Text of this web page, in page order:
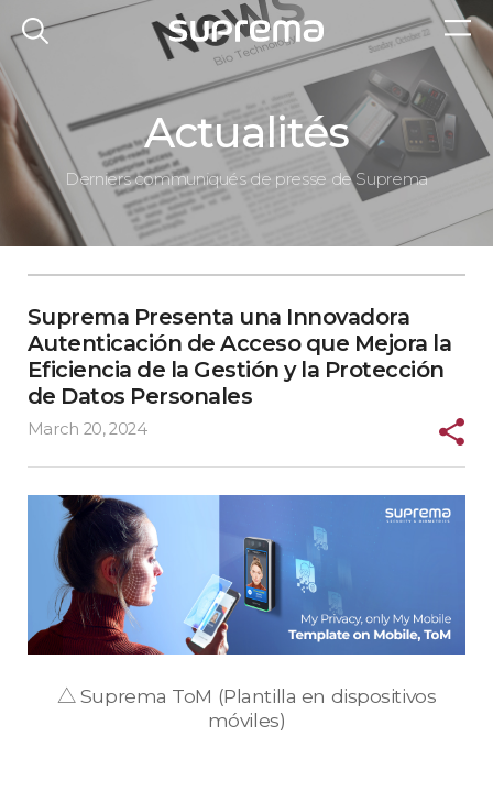
Actualités
Derniers communiqués de presse de Suprema
Suprema Presenta una Innovadora
Autenticación de Acceso que Mejora la
Eficiencia de la Gestión y la Protección
de Datos Personales
March 20, 2024
△ Suprema ToM (Plantilla en dispositivos
móviles)